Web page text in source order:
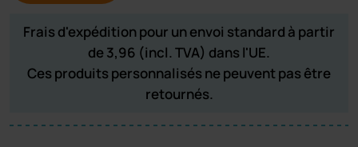
Frais d'expédition pour un envoi standard à partir
de 3,96 (incl. TVA) dans l'UE.
Ces produits personnalisés ne peuvent pas être
retournés.